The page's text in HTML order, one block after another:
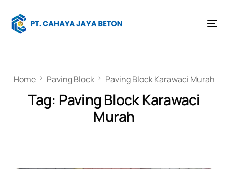
Home Paving Block Paving Block Karawaci Murah
Tag: Paving Block Karawaci
Murah